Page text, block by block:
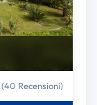
(40 Recensioni)